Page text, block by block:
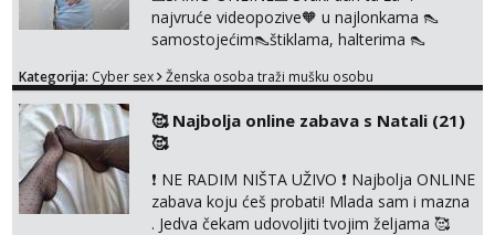
najvruće videopozive🧡 u najlonkama 👠
samostojećim👠štiklama, halterima 👠
dogovoru 🧡 Dopisivanja hot chat🧡 o
🧡 Videa🧡 solo squirt, razne anal igračke,
vibratori, s PARTNEROM, S KOLEGICAMA
lizanje, striptiz, footfetiši itd 🔞 ❣️Radim već
jako dugo, imam iskustva i više načina pla...
Kategorija: Cyber sex Ženska osoba traži mušku osobu
🥰 Najbolja online zabava s Natali (21)
🥰
❗ NE RADIM NIŠTA UŽIVO ❗ Najbolja ONLINE
zabava koju ćeš probati! Mlada sam i mazna
. Jedva čekam udovoljiti tvojim željama 🥰